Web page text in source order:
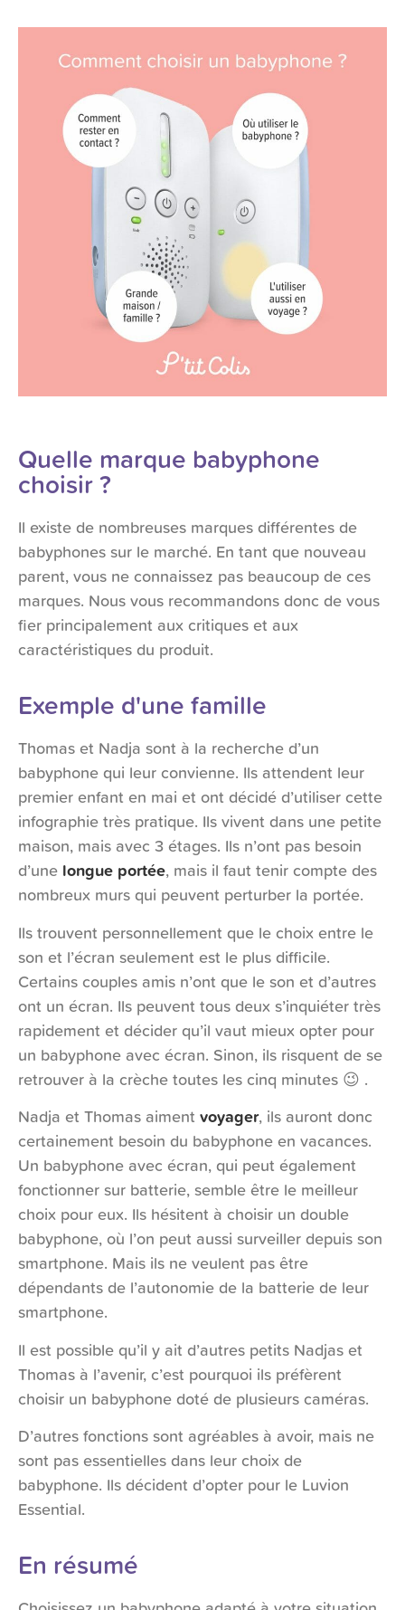
Quelle marque babyphone
choisir ?
Il existe de nombreuses marques différentes de
babyphones sur le marché. En tant que nouveau
parent, vous ne connaissez pas beaucoup de ces
marques. Nous vous recommandons donc de vous
fier principalement aux critiques et aux
caractéristiques du produit.
Exemple d'une famille
Thomas et Nadja sont à la recherche d’un
babyphone qui leur convienne. Ils attendent leur
premier enfant en mai et ont décidé d’utiliser cette
infographie très pratique. Ils vivent dans une petite
maison, mais avec 3 étages. Ils n’ont pas besoin
d’une longue portée, mais il faut tenir compte des
nombreux murs qui peuvent perturber la portée.
Ils trouvent personnellement que le choix entre le
son et l’écran seulement est le plus difficile.
Certains couples amis n’ont que le son et d’autres
ont un écran. Ils peuvent tous deux s’inquiéter très
rapidement et décider qu’il vaut mieux opter pour
un babyphone avec écran. Sinon, ils risquent de se
retrouver à la crèche toutes les cinq minutes 😉 .
Nadja et Thomas aiment voyager, ils auront donc
certainement besoin du babyphone en vacances.
Un babyphone avec écran, qui peut également
fonctionner sur batterie, semble être le meilleur
choix pour eux. Ils hésitent à choisir un double
babyphone, où l’on peut aussi surveiller depuis son
smartphone. Mais ils ne veulent pas être
dépendants de l’autonomie de la batterie de leur
smartphone.
Il est possible qu’il y ait d’autres petits Nadjas et
Thomas à l’avenir, c’est pourquoi ils préfèrent
choisir un babyphone doté de plusieurs caméras.
D’autres fonctions sont agréables à avoir, mais ne
sont pas essentielles dans leur choix de
babyphone. Ils décident d’opter pour le Luvion
Essential.
En résumé